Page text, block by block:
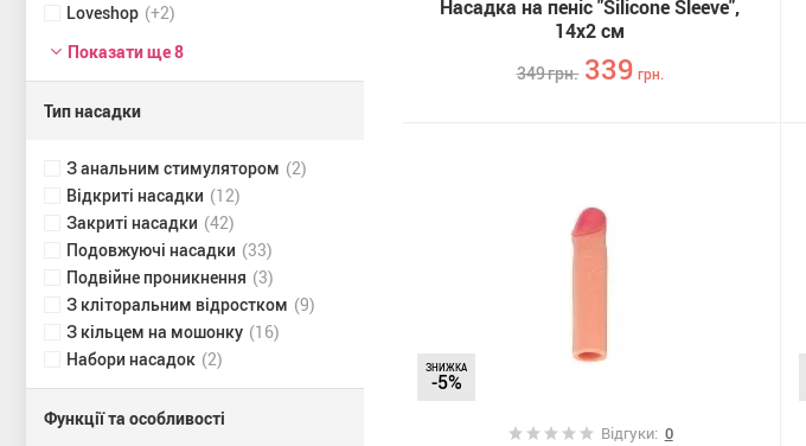
Loveshop (+2)
Показати ще 8
Тип насадки
З анальним стимулятором (2)
Відкриті насадки (12)
Закриті насадки (42)
Подовжуючі насадки (33)
Подвійне проникнення (3)
З кліторальним відростком (9)
З кільцем на мошонку (16)
Набори насадок (2)
Функції та особливості
Насадка на пеніс "Silicone Sleeve",
14х2 см
349грн. 339 грн.
ЗНИЖКА
-5%
Відгуки: 0